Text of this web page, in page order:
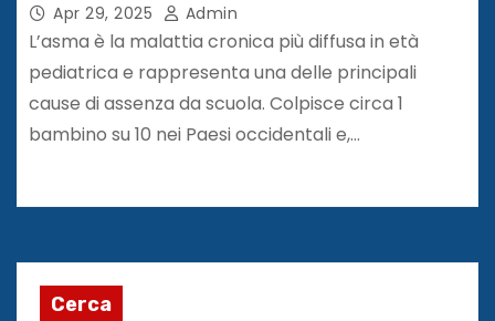
Apr 29, 2025 Admin
L’asma è la malattia cronica più diffusa in età
pediatrica e rappresenta una delle principali
cause di assenza da scuola. Colpisce circa 1
bambino su 10 nei Paesi occidentali e,…
Cerca